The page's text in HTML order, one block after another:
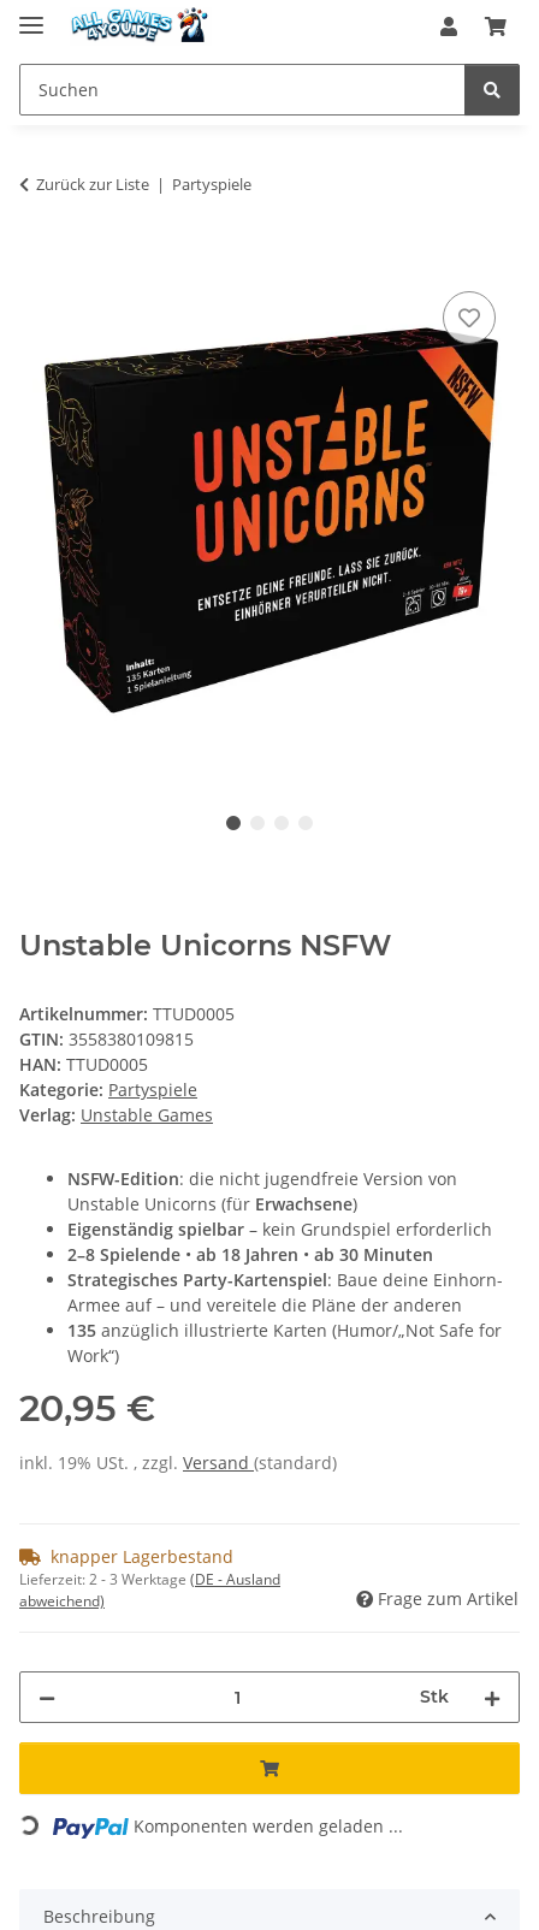
Zurück zur Liste Partyspiele
Unstable Unicorns NSFW
Artikelnummer: TTUD0005
GTIN: 3558380109815
HAN: TTUD0005
Kategorie: Partyspiele
Verlag: Unstable Games
NSFW-Edition: die nicht jugendfreie Version von
Unstable Unicorns (für Erwachsene)
Eigenständig spielbar – kein Grundspiel erforderlich
2–8 Spielende • ab 18 Jahren • ab 30 Minuten
Strategisches Party-Kartenspiel: Baue deine Einhorn-
Armee auf – und vereitele die Pläne der anderen
135 anzüglich illustrierte Karten (Humor/„Not Safe for
Work“)
20,95 €
inkl. 19% USt. , zzgl. Versand (standard)
knapper Lagerbestand
Lieferzeit:2 - 3 Werktage (DE - Ausland
abweichend)
Frage zum Artikel
Stk
Loading... Komponenten werden geladen ...
Beschreibung